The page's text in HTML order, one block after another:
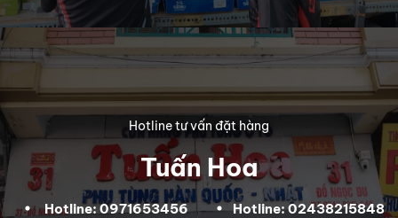
Hotline tư vấn đặt hàng
Tuấn Hoa
Hotline: 0971653456 Hotline: 02438215848